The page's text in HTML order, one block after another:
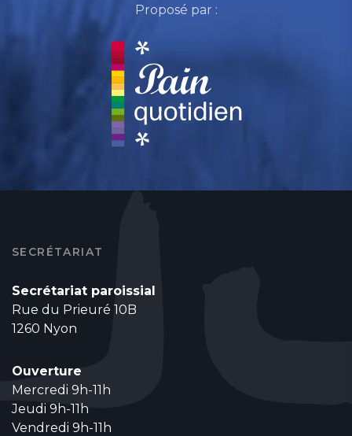
Proposé par :
SECRÉTARIAT
Secrétariat paroissial
Rue du Prieuré 10B
1260 Nyon
Ouverture
Mercredi 9h-11h
Jeudi 9h-11h
Vendredi 9h-11h